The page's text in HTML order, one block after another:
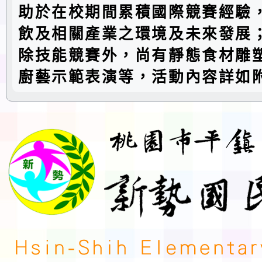
助於在校期間累積國際競賽經驗
飲及相關產業之環境及未來發展
除技能競賽外，尚有靜態食材雕
廚藝示範表演等，活動內容詳如